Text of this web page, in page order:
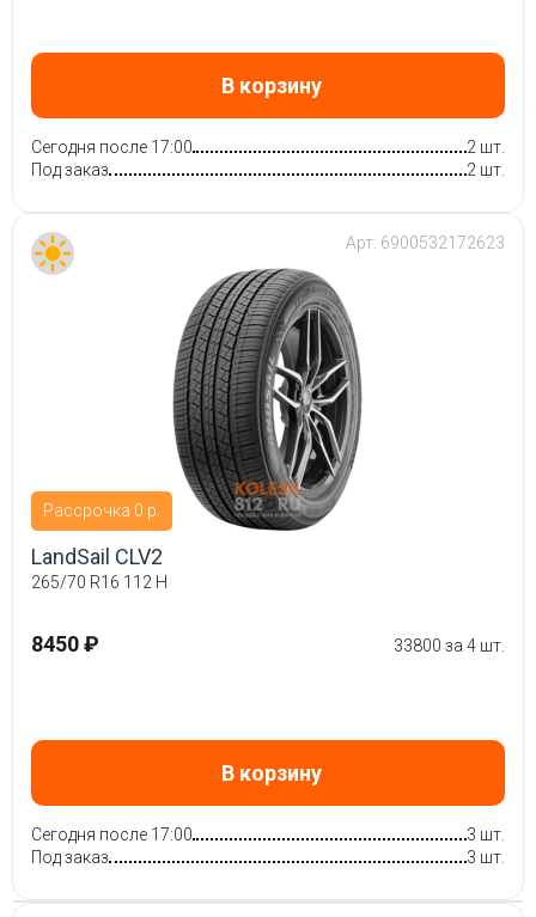
В корзину
Сегодня после 17:00
2 шт.
Под заказ
2 шт.
Рассрочка 0 р.
Арт: 6900532172623
LandSail CLV2
265/70 R16 112 H
8450 ₽ 33800 за 4 шт.
В корзину
Сегодня после 17:00
3 шт.
Под заказ
3 шт.